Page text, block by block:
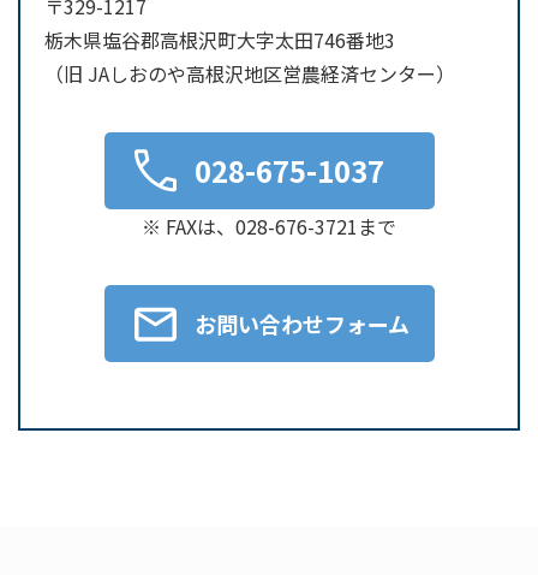
〒329-1217
栃木県塩谷郡高根沢町大字太田746番地3
（旧 JAしおのや高根沢地区営農経済センター）
028-675-1037
※ FAXは、028-676-3721まで
お問い合わせフォーム